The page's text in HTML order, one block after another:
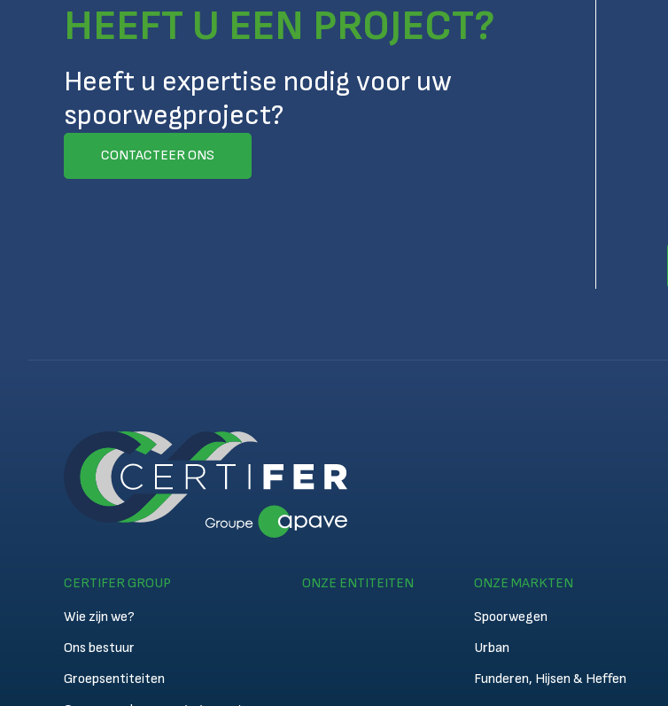
HEEFT U EEN PROJECT?
Heeft u expertise nodig voor uw
spoorwegproject?
CONTACTEER ONS
CERTIFER GROUP
Wie zijn we?
Ons bestuur
Groepsentiteiten
ONZE ENTITEITEN
ONZE MARKTEN
Spoorwegen
Urban
Funderen, Hijsen & Heffen